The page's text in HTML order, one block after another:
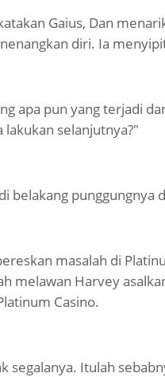
Gaius, Dan
diri. Ia
apa pun yang terjadi
lakukan selanjutnya?"
belakang punggungnya
masalah di
melawan Harvey
Casino.
segalanya. Itulah